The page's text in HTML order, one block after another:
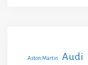
Aston Martin Audi